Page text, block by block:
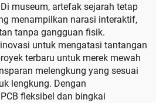
museum, artefak sejarah tetap
menampilkan narasi interaktif,
tanpa gangguan fisik.
untuk mengatasi tantangan
terbaru untuk merek mewah
melengkung yang sesuai
lengkung. Dengan
fleksibel dan bingkai